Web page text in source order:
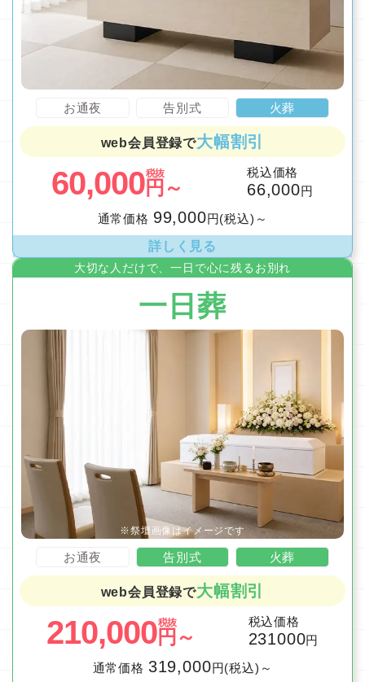
お通夜 告別式 火葬
web会員登録で大幅割引
60,000税抜
円～
税込価格
66,000円
通常価格 99,000円(税込)～
詳しく見る
大切な人だけで、一日で心に残るお別れ
一日葬
お通夜 告別式 火葬
web会員登録で大幅割引
210,000税抜
円～
税込価格
231000円
通常価格 319,000円(税込)～